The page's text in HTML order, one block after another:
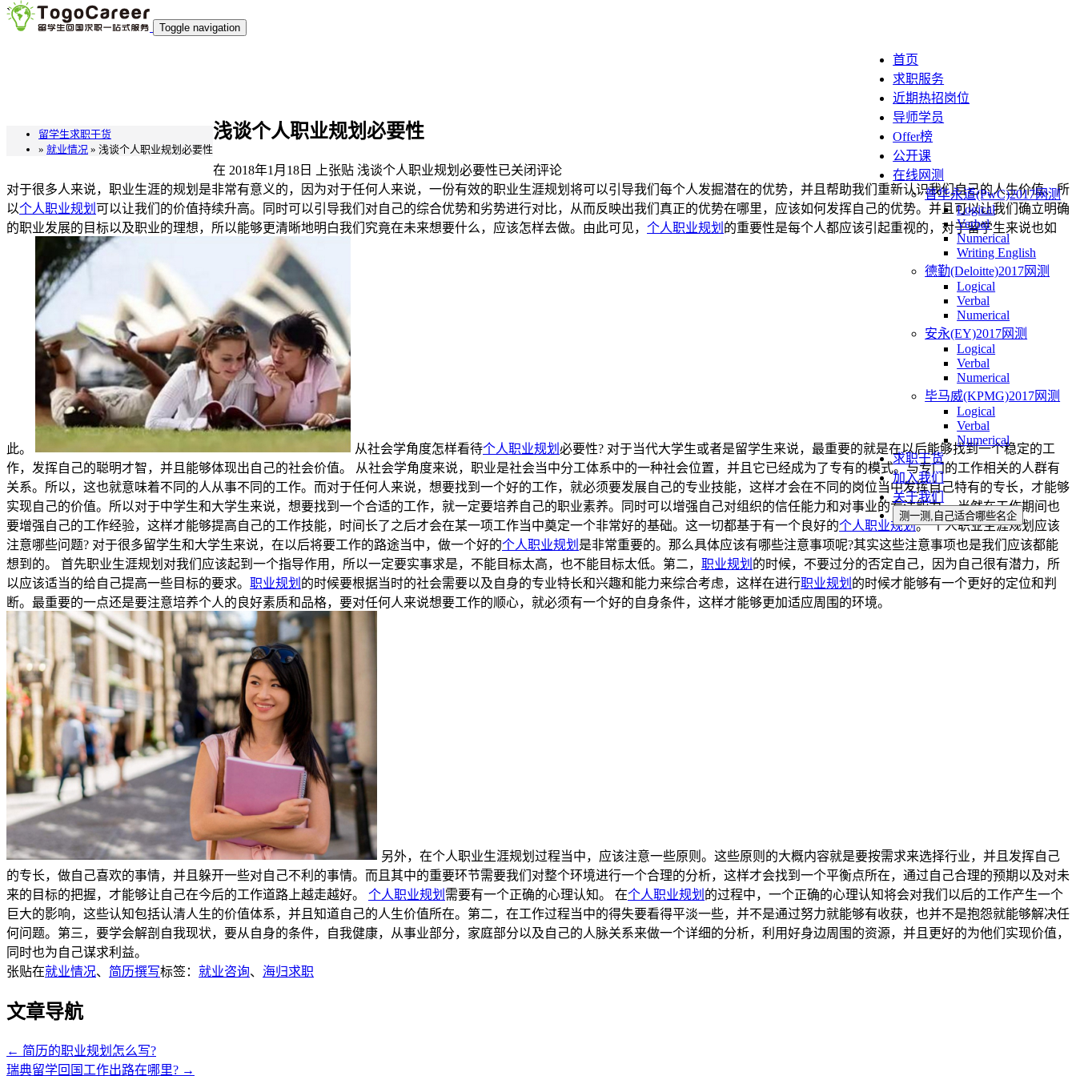
`
Toggle navigation
首页
求职服务
近期热招岗位
导师学员
Offer榜
公开课
在线网测
普华永道(PwC)2017网测
Logical
Verbal
Numerical
Writing English
德勤(Deloitte)2017网测
Logical
Verbal
Numerical
安永(EY)2017网测
Logical
Verbal
Numerical
毕马威(KPMG)2017网测
Logical
Verbal
Numerical
求职干货
加入我们
关于我们
测一测,自己适合哪些名企
留学生求职干货
» 就业情况 » 浅谈个人职业规划必要性
浅谈个人职业规划必要性
在 2018年1月18日 上张贴 浅谈个人职业规划必要性已关闭评论
对于很多人来说，职业生涯的规划是非常有意义的，因为对于任何人来说，一份有效的职业生涯规划将可以引导我们每个人发掘潜在的优势，并且帮助我们重新认识我们自己的人生价值、所
以个人职业规划 可以让我们的价值持续升高。同时可以引导我们对自己的综合优势和劣势进行对比，从而反映出我们真正的优势在哪里，应该如何发挥自己的优势。并且可以让我们确立明确
的职业发展的目标以及职业的理想，所以能够更清晰地明白我们究竟在未来想要什么，应该怎样去做。由此可见， 个人职业规划 的重要性是每个人都应该引起重视的，对于留学生来说也如
此。 从社会学角度怎样看待个人职业规划 必要性? 对于当代大学生或者是留学生来说，最重要的就是在以后能够找到一个稳定的工
作，发挥自己的聪明才智，并且能够体现出自己的社会价值。 从社会学角度来说，职业是社会当中分工体系中的一种社会位置，并且它已经成为了专有的模式。与专门的工作相关的人群有
关系。所以，这也就意味着不同的人从事不同的工作。而对于任何人来说，想要找到一个好的工作，就必须要发展自己的专业技能，这样才会在不同的岗位当中发挥自己特有的专长，才能够
实现自己的价值。所以对于中学生和大学生来说，想要找到一个合适的工作，就一定要培养自己的职业素养。同时可以增强自己对组织的信任能力和对事业的专注能力。 当然在工作期间也
要增强自己的工作经验，这样才能够提高自己的工作技能，时间长了之后才会在某一项工作当中奠定一个非常好的基础。这一切都基于有一个良好的个人职业规划。 个人职业生涯规划应该
注意哪些问题? 对于很多留学生和大学生来说，在以后将要工作的路途当中，做一个好的个人职业规划 是非常重要的。那么具体应该有哪些注意事项呢?其实这些注意事项也是我们应该都能
想到的。 首先职业生涯规划对我们应该起到一个指导作用，所以一定要实事求是，不能目标太高，也不能目标太低。第二， 职业规划 的时候，不要过分的否定自己，因为自己很有潜力，所
以应该适当的给自己提高一些目标的要求。 职业规划 的时候要根据当时的社会需要以及自身的专业特长和兴趣和能力来综合考虑，这样在进行职业规划 的时候才能够有一个更好的定位和判
断。最重要的一点还是要注意培养个人的良好素质和品格，要对任何人来说想要工作的顺心，就必须有一个好的自身条件，这样才能够更加适应周围的环境。
另外，在个人职业生涯规划过程当中，应该注意一些原则。这些原则的大概内容就是要按需求来选择行业，并且发挥自己
的专长，做自己喜欢的事情，并且躲开一些对自己不利的事情。而且其中的重要环节需要我们对整个环境进行一个合理的分析，这样才会找到一个平衡点所在，通过自己合理的预期以及对未
来的目标的把握，才能够让自己在今后的工作道路上越走越好。 个人职业规划 需要有一个正确的心理认知。 在个人职业规划 的过程中，一个正确的心理认知将会对我们以后的工作产生一个
巨大的影响，这些认知包括认清人生的价值体系，并且知道自己的人生价值所在。第二，在工作过程当中的得失要看得平淡一些，并不是通过努力就能够有收获，也并不是抱怨就能够解决任
何问题。第三，要学会解剖自我现状，要从自身的条件，自我健康，从事业部分，家庭部分以及自己的人脉关系来做一个详细的分析，利用好身边周围的资源，并且更好的为他们实现价值，
同时也为自己谋求利益。
张贴在就业情况、 简历撰写标签： 就业咨询、 海归求职
文章导航
← 简历的职业规划怎么写?
瑞典留学回国工作出路在哪里? →